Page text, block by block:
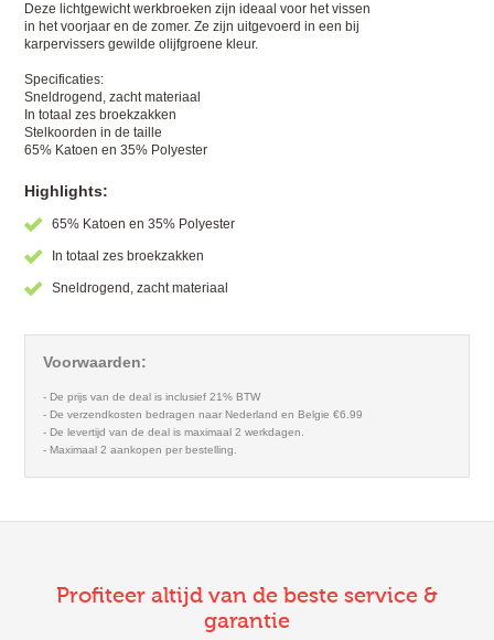
Deze lichtgewicht werkbroeken zijn ideaal voor het vissen
in het voorjaar en de zomer. Ze zijn uitgevoerd in een bij
karpervissers gewilde olijfgroene kleur.
Specificaties:
Sneldrogend, zacht materiaal
In totaal zes broekzakken
Stelkoorden in de taille
65% Katoen en 35% Polyester
Highlights:
65% Katoen en 35% Polyester
In totaal zes broekzakken
Sneldrogend, zacht materiaal
Voorwaarden:
- De prijs van de deal is inclusief 21% BTW
- De verzendkosten bedragen naar Nederland en Belgie €6.99
- De levertijd van de deal is maximaal 2 werkdagen.
- Maximaal 2 aankopen per bestelling.
Profiteer altijd van de beste service &
garantie